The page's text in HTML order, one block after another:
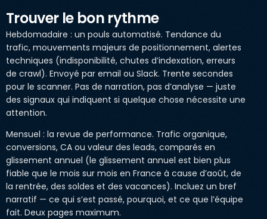
Trouver le bon rythme
Hebdomadaire : un pouls automatisé. Tendance du
trafic, mouvements majeurs de positionnement, alertes
techniques (indisponibilité, chutes d’indexation, erreurs
de crawl). Envoyé par email ou Slack. Trente secondes
pour le scanner. Pas de narration, pas d’analyse — juste
des signaux qui indiquent si quelque chose nécessite une
attention.
Mensuel : la revue de performance. Trafic organique,
conversions, CA ou valeur des leads, comparés en
glissement annuel (le glissement annuel est bien plus
fiable que le mois sur mois en France à cause d’août, de
la rentrée, des soldes et des vacances). Incluez un bref
narratif — ce qui s’est passé, pourquoi, et ce que l’équipe
fait. Deux pages maximum.